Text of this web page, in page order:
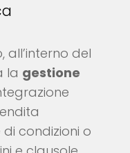
del
la gestione
condizioni o